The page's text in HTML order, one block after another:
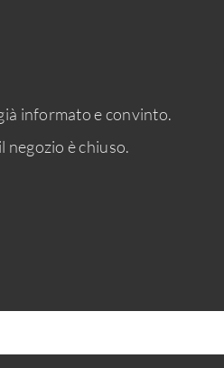
informato e convinto.
negozio è chiuso.